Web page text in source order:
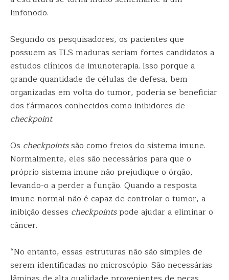
linfonodo.
Segundo os pesquisadores, os pacientes que
possuem as TLS maduras seriam fortes candidatos a
estudos clínicos de imunoterapia. Isso porque a
grande quantidade de células de defesa, bem
organizadas em volta do tumor, poderia se beneficiar
dos fármacos conhecidos como inibidores de
checkpoint.
Os checkpointssão como freios do sistema imune.
Normalmente, eles são necessários para que o
próprio sistema imune não prejudique o órgão,
levando-o a perder a função. Quando a resposta
imune normal não é capaz de controlar o tumor, a
inibição desses checkpointspode ajudar a eliminar o
câncer.
“No entanto, essas estruturas não são simples de
serem identificadas no microscópio. São necessárias